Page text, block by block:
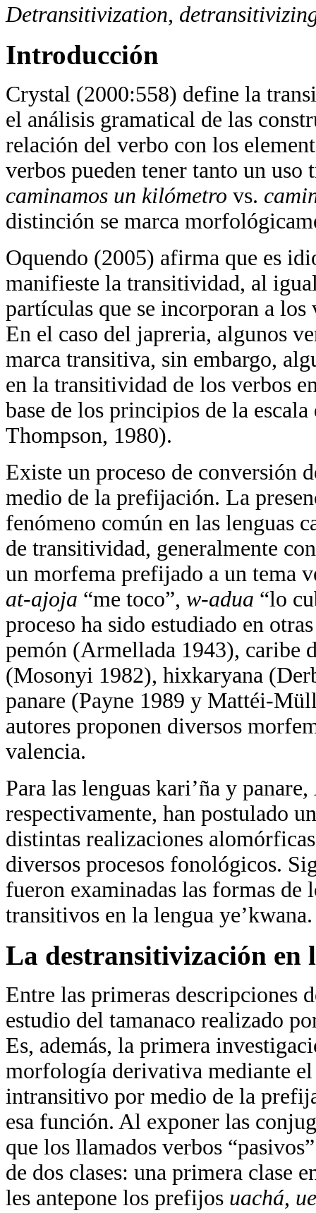
Detransitivization,
Introducción
Crystal (2000:558) define la
el análisis gramatical de las
relación del verbo con los
verbos pueden tener tanto un
caminamos un kilómetro vs.
distinción se marca
Oquendo (2005) afirma que es
manifieste la transitividad, al
partículas que se incorporan a
En el caso del japreria, algunos
marca transitiva, sin embargo,
en la transitividad de los verbos
base de los principios de la
Thompson, 1980).
Existe un proceso de conversión
medio de la prefijación. La
fenómeno común en las lenguas
de transitividad, generalmente
un morfema prefijado a un tema
at-ajoja “me toco”, w-adua “lo
proceso ha sido estudiado en
pemón (Armellada 1943), caribe
(Mosonyi 1982), hixkaryana
panare (Payne 1989 y Mattéi-
autores proponen diversos
valencia.
Para las lenguas kari’ña y
respectivamente, han postulado
distintas realizaciones
diversos procesos fonológicos.
fueron examinadas las formas
transitivos en la lengua ye’kwana.
La destransitivización en
Entre las primeras descripciones
estudio del tamanaco realizado
Es, además, la primera
morfología derivativa mediante
intransitivo por medio de la
esa función. Al exponer las
que los llamados verbos
de dos clases: una primera clase
les antepone los prefijos uachá,